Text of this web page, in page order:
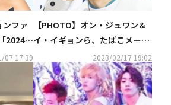
ンファ
2024 V
ッドカ
07 17:39
【PHOTO】オン・ジュワン＆
イ・イギョンら、たばこメーカ
ーの新商品発売記念イベントに
出席
2023/02/17 19:02